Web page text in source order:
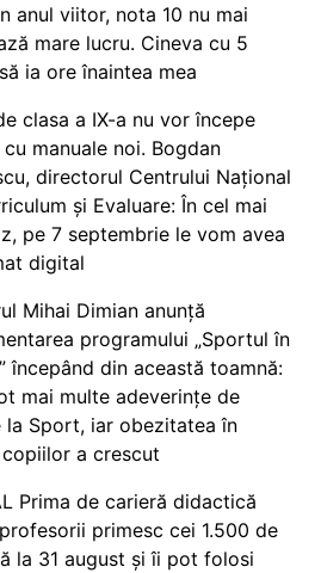
anul viitor, nota 10 nu mai
mare lucru. Cineva cu 5
ia ore înaintea mea
clasa a IX-a nu vor începe
manuale noi. Bogdan
directorul Centrului Național
și Evaluare: În cel mai
pe 7 septembrie le vom avea
digital
Mihai Dimian anunță
programului „Sportul în
începând din această toamnă:
mai multe adeverințe de
la Sport, iar obezitatea în
a crescut
Prima de carieră didactică
primesc cei 1.500 de
la 31 august și îi pot folosi